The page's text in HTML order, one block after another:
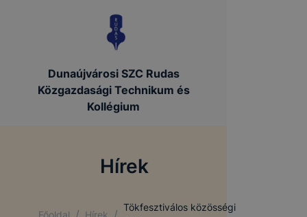
Dunaújvárosi SZC Rudas
Közgazdasági Technikum és
Kollégium
Hírek
Főoldal / Hírek /
Tökfesztiválos közösségi